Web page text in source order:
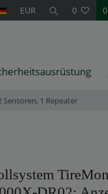
EUR 0 0
Sensoren, 1 Repeater